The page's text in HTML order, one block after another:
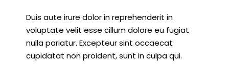
Duis aute irure dolor in reprehenderit in
voluptate velit esse cillum dolore eu fugiat
nulla pariatur. Excepteur sint occaecat
cupidatat non proident, sunt in culpa qui.